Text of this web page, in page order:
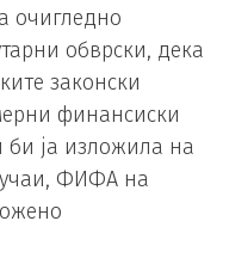
очигледно
обврски, дека
законски
финансиски
ја изложила на
ФИФА на